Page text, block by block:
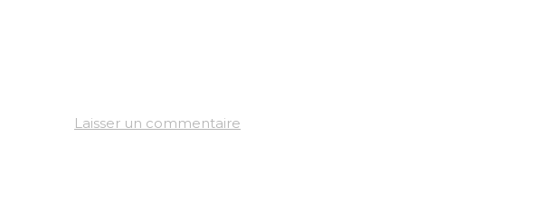
Laisser un commentaire